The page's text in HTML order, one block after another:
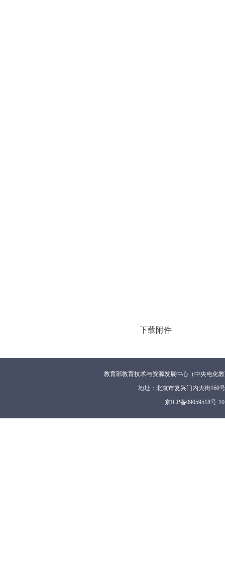
下载附件
教育部教育技术与资源发展中心（中央电化
地址：北京市复兴门内大街160号
京ICP备09059518号-10